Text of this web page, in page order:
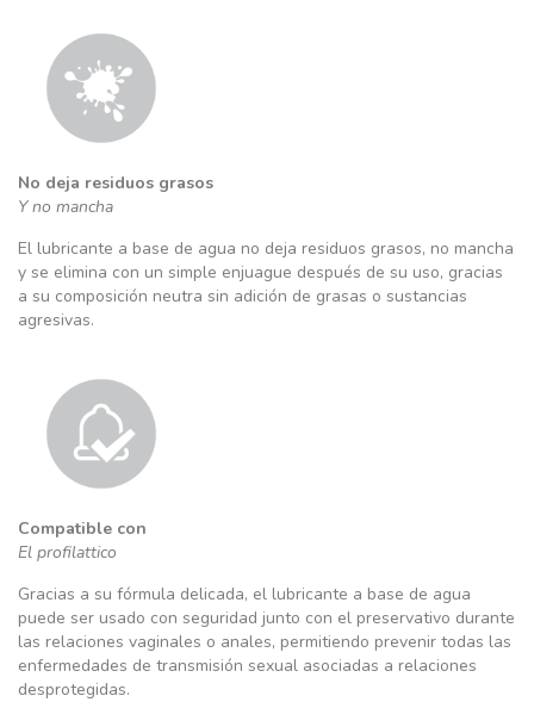
No deja residuos grasos
Y no mancha
El lubricante a base de agua no deja residuos grasos, no mancha
y se elimina con un simple enjuague después de su uso, gracias
a su composición neutra sin adición de grasas o sustancias
agresivas.
Compatible con
El profilattico
Gracias a su fórmula delicada, el lubricante a base de agua
puede ser usado con seguridad junto con el preservativo durante
las relaciones vaginales o anales, permitiendo prevenir todas las
enfermedades de transmisión sexual asociadas a relaciones
desprotegidas.